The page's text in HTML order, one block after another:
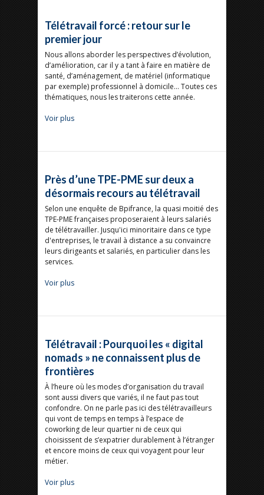
Télétravail forcé : retour sur le
premier jour
Nous allons aborder les perspectives d’évolution,
d’amélioration, car il y a tant à faire en matière de
santé, d’aménagement, de matériel (informatique
par exemple) professionnel à domicile… Toutes ces
thématiques, nous les traiterons cette année.
Voir plus
Près d’une TPE-PME sur deux a
désormais recours au télétravail
Selon une enquête de Bpifrance, la quasi moitié des
TPE-PME françaises proposeraient à leurs salariés
de télétravailler. Jusqu'ici minoritaire dans ce type
d'entreprises, le travail à distance a su convaincre
leurs dirigeants et salariés, en particulier dans les
services.
Voir plus
Télétravail : Pourquoi les « digital
nomads » ne connaissent plus de
frontières
À l’heure où les modes d’organisation du travail
sont aussi divers que variés, il ne faut pas tout
confondre. On ne parle pas ici des télétravailleurs
qui vont de temps en temps à l’espace de
coworking de leur quartier ni de ceux qui
choisissent de s’expatrier durablement à l’étranger
et encore moins de ceux qui voyagent pour leur
métier.
Voir plus